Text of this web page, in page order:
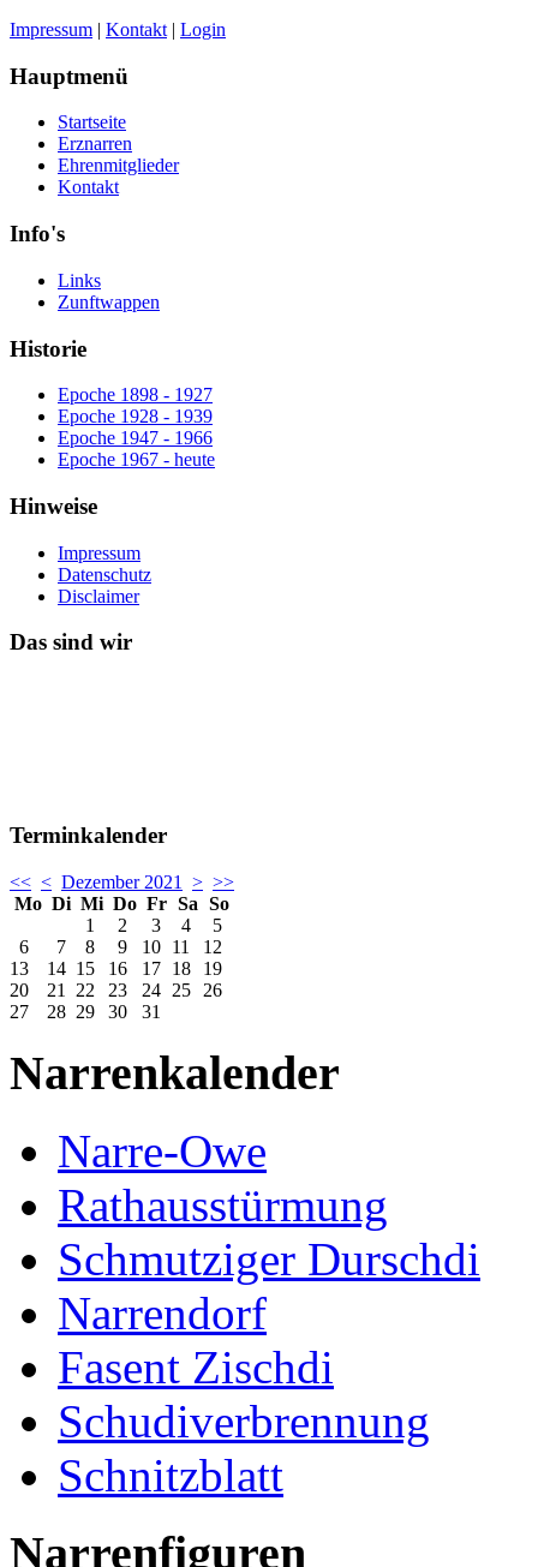
Impressum | Kontakt | Login
Hauptmenü
Startseite
Erznarren
Ehrenmitglieder
Kontakt
Info's
Links
Zunftwappen
Historie
Epoche 1898 - 1927
Epoche 1928 - 1939
Epoche 1947 - 1966
Epoche 1967 - heute
Hinweise
Impressum
Datenschutz
Disclaimer
Das sind wir
Terminkalender
<< < Dezember 2021 > >>
Mo Di Mi Do Fr Sa So
1
2 3 4
5
6
7 8 9 10 11
12
13
14 15 16 17 18
19
20
21 22 23 24 25
26
27
28 29 30 31
Narrenkalender
Narre-Owe
Rathausstürmung
Schmutziger Durschdi
Narrendorf
Fasent Zischdi
Schudiverbrennung
Schnitzblatt
Narrenfiguren